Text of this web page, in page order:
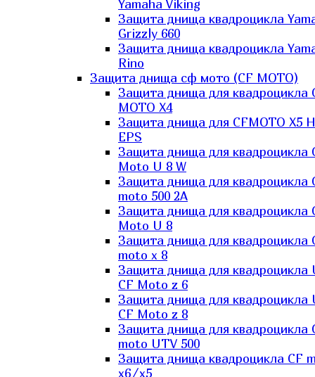
Yamaha Viking
Защита днища квадроцикла
Grizzly 660
Защита днища квадроцикла
Rino
Защита днища сф мото (CF MOTO)
Защита днища для квадроцикла
MOTO X4
Защита днища для CFMOTO X5
EPS
Защита днища для квадроцикла
Moto U 8 W
Защита днища для квадроцикла
moto 500 2A
Защита днища для квадроцикла
Moto U 8
Защита днища для квадроцикла
moto x 8
Защита днища для квадроцикла
CF Moto z 6
Защита днища для квадроцикла
CF Moto z 8
Защита днища для квадроцикла
moto UTV 500
Защита днища квадроцикла СF
x6/x5